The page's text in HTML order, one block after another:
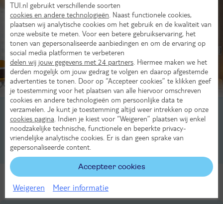
Beoordeling van 3 TUI-gasten
2-persoonskamer, Deluxe, 1-3 pers
2-persoonskamer, Deluxe City View, 1-3 pers
2-persoonskamer, Palm Beachfront View, 2-3 pers
Alle Kamers
TUI.nl gebruikt verschillende soorten
cookies en andere technologieën . Naast functionele cookies,
plaatsen wij analytische cookies om het gebruik en de kwaliteit van
onze website te meten. Voor een betere gebruikservaring, het
tonen van gepersonaliseerde aanbiedingen en om de ervaring op
social media platformen te verbeteren
delen wij jouw gegevens met 24 partners . Hiermee maken we het
derden mogelijk om jouw gedrag te volgen en daarop afgestemde
advertenties te tonen. Door op “Accepteer cookies” te klikken geef
je toestemming voor het plaatsen van alle hiervoor omschreven
cookies en andere technologieën om persoonlijke data te
verzamelen. Je kunt je toestemming altijd weer intrekken op onze
cookies pagina . Indien je kiest voor “Weigeren” plaatsen wij enkel
noodzakelijke technische, functionele en beperkte privacy-
vriendelijke analytische cookies. Er is dan geen sprake van
gepersonaliseerde content.
Accepteer cookies
Weigeren Meer informatie